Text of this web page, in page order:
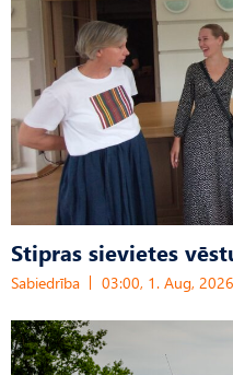
Stipras sievietes
Sabiedrība 03:00, 1. Aug, 2026